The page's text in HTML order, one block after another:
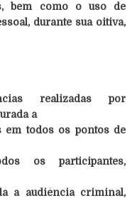
bem como o uso de
durante sua oitiva,
realizadas por
a
em todos os pontos de
os participantes,
a audiência criminal,